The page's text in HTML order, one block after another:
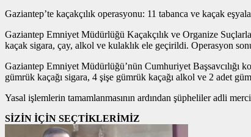
Gaziantep’te kaçakçılık operasyonu: 11 tabanca ve kaçak
Gaziantep Emniyet Müdürlüğü Kaçakçılık ve Organize
kaçak sigara, çay, alkol ve kulaklık ele geçirildi. Operasyon
Gaziantep Emniyet Müdürlüğü’nün Cumhuriyet Başsavcılığı
gümrük kaçağı sigara, 4 şişe gümrük kaçağı alkol ve 2 adet
Yasal işlemlerin tamamlanmasının ardından şüpheliler adli
SİZİN İÇİN SEÇTİKLERİMİZ